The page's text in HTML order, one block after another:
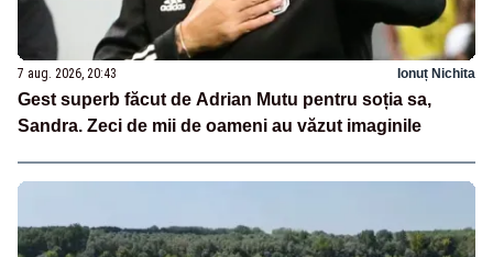
7 aug. 2026, 20:43 Ionuț Nichita
Gest superb făcut de Adrian Mutu pentru soția sa,
Sandra. Zeci de mii de oameni au văzut imaginile